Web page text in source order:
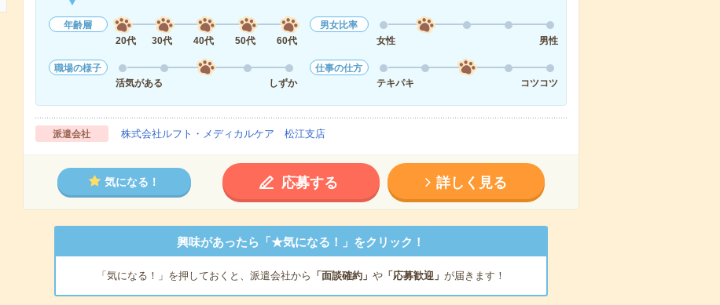
年齢層
20代
30代 40代 50代 60代
男女比率
女性
男性
職場の様子
活気がある
しずか
仕事の仕方
テキパキ
コツコツ
派遣会社 株式会社ルフト・メディカルケア 松江支店
気になる！ 応募する 詳しく見る
興味があったら「★気になる！」をクリック！
「気になる！」を押しておくと、派遣会社から 「面談確約」 や「応募歓迎」 が届きます！